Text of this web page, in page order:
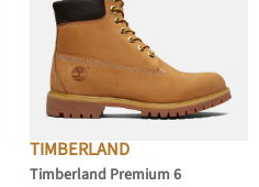
TIMBERLAND
Timberland Premium 6